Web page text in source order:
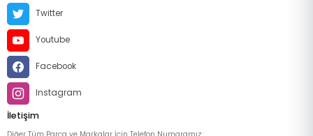
Twitter
Youtube
Facebook
Instagram
İletişim